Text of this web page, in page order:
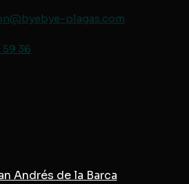
plagas.com
59 36
Andrés de la Barca